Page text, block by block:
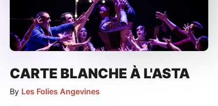
CARTE BLANCHE À L'ASTA
By Les Folies Angevines